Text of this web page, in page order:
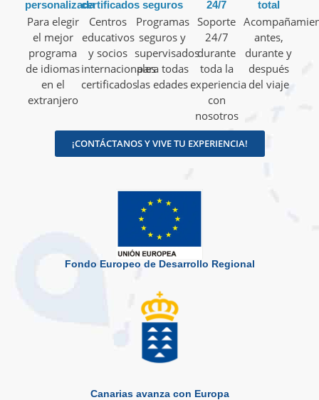
personalizada
Para elegir
el mejor
programa
de idiomas
en el
extranjero
certificados
Centros
educativos
y socios
internacionales
certificados
seguros
Programas
seguros y
supervisados
para todas
las edades
24/7
Soporte
24/7
durante
toda la
experiencia
con
nosotros
total
antes,
durante y
después
del viaje
¡CONTÁCTANOS Y VIVE TU EXPERIENCIA!
Fondo Europeo de Desarrollo Regional
Canarias avanza con Europa